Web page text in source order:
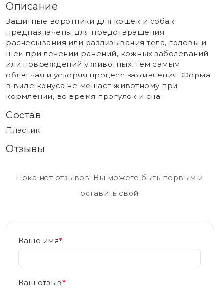
Описание
Защитные воротники для кошек и собак
предназначены для предотвращения
расчесывания или разлизывания тела, головы и
шеи при лечении ранений, кожных заболеваний
или повреждений у животных, тем самым
облегчая и ускоряя процесс заживления. Форма
в виде конуса не мешает животному при
кормлении, во время прогулок и сна.
Состав
Пластик
Отзывы
Пока нет отзывов! Вы можете быть первым и
оставить свой
Ваше имя*
Ваш отзыв*